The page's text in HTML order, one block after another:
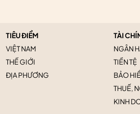
TIÊU ĐIỂM
VIỆT NAM
THẾ GIỚI
ĐỊA PHƯƠNG
TÀI
NGÂN
TIỀN TỆ
BẢO
THUẾ,
KINH